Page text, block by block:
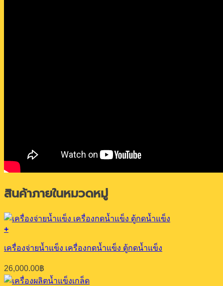
สินค้าภายในหมวดหมู่
+
เครื่องจ่ายน้ำแข็ง เครื่องกดน้ำแข็ง ตู้กดน้ำแข็ง
26,000.00฿